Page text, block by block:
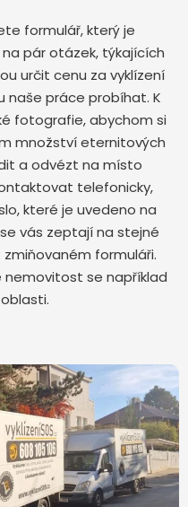
formulář, který je
pár otázek, týkajících
určit cenu za vyklízení
naše práce probíhat. K
fotografie, abychom si
množství eternitových
a odvézt na místo
telefonicky,
které je uvedeno na
vás zeptají na stejné
zmiňovaném formuláři.
se například